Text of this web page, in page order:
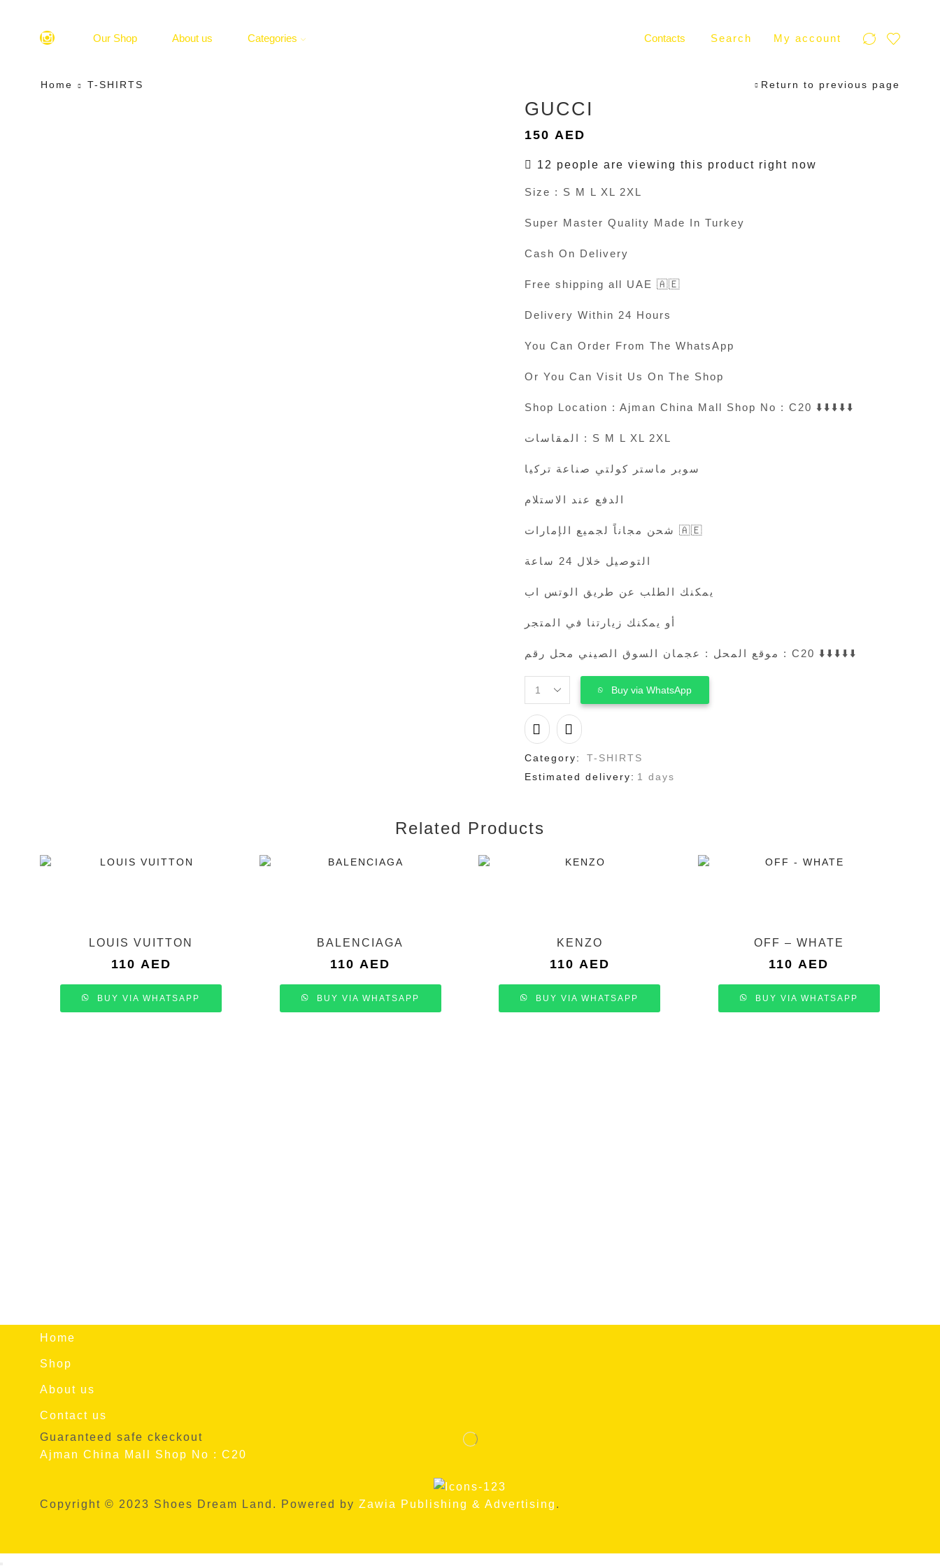
Our Shop About us Categories Contacts Search My account
Home T-SHIRTS Return to previous page
GUCCI
150 AED
12 people are viewing this product right now
Size : S M L XL 2XL
Super Master Quality Made In Turkey
Cash On Delivery
Free shipping all UAE 🇦🇪
Delivery Within 24 Hours
You Can Order From The WhatsApp
Or You Can Visit Us On The Shop
Shop Location : Ajman China Mall Shop No : C20 ⬇️⬇️⬇️⬇️⬇️
المقاسات : S M L XL 2XL
سوبر ماستر كولتي صناعة تركيا
الدفع عند الاستلام
شحن مجاناً لجميع الإمارات 🇦🇪
التوصيل خلال 24 ساعة
يمكنك الطلب عن طريق الوتس اب
أو يمكنك زيارتنا في المتجر
موقع المحل : عجمان السوق الصيني محل رقم : C20 ⬇️⬇️⬇️⬇️⬇️
quantity
Buy via WhatsApp
Category:
T-SHIRTS
Estimated delivery: 1 days
Related Products
LOUIS VUITTON
110 AED
BUY VIA WHATSAPP
BALENCIAGA
110AED
BUY VIA WHATSAPP
KENZO
110 AED
BUY VIA WHATSAPP
OFF – WHATE
110AED
BUY VIA WHATSAPP
Home
Shop
About us
Contact us
Guaranteed safe ckeckout
Ajman China Mall Shop No : C20
Copyright © 2023 Shoes Dream Land. Powered by Zawia Publishing & Advertising .